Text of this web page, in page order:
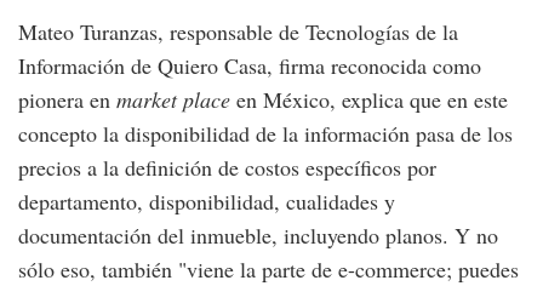
Mateo Turanzas, responsable de Tecnologías de la
Información de Quiero Casa, firma reconocida como
pionera en market place en México, explica que en este
concepto la disponibilidad de la información pasa de los
precios a la definición de costos específicos por
departamento, disponibilidad, cualidades y
documentación del inmueble, incluyendo planos. Y no
sólo eso, también "viene la parte de e-commerce; puedes